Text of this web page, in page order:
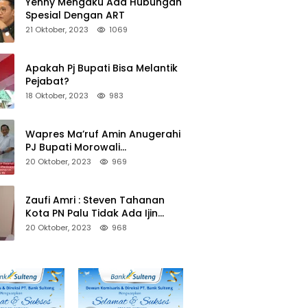
Spesial Dengan ART
21 Oktober, 2023 1069
Apakah Pj Bupati Bisa Melantik
Pejabat?
18 Oktober, 2023 983
Wapres Ma’ruf Amin Anugerahi
PJ Bupati Morowali
Penghargaan Paritrana Award
20 Oktober, 2023 969
Zaufi Amri : Steven Tahanan
Kota PN Palu Tidak Ada Ijin
Keluar Kota
20 Oktober, 2023 968